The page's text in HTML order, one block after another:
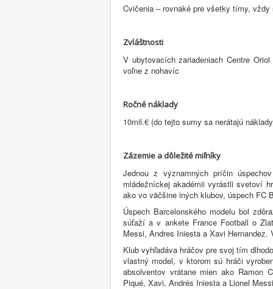
Cvičenia – rovnaké pre všetky tímy,
Zvláštnosti
V ubytovacích zariadeniach Centre
voľne z nohavíc
Ročné náklady
10mil.€ (do tejto sumy sa nerátajú
Zázemie a dôležité miľníky
Jednou z významných príčin
mládežníckej akadémii vyrástli svetoví
ako vo väčšine iných klubov, úspech FC
Úspech Barcelonského modelu bol
súťaží a v ankete France Football o
Messi, Andres Iniesta a Xavi
Klub vyhľadáva hráčov pre svoj tím
vlastný model, v ktorom sú hráči
absolventov vrátane mien ako Ramon
Piqué, Xavi, Andrés Iniesta a Lionel